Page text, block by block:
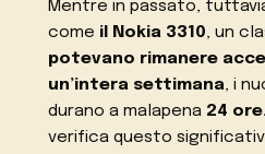
Mentre in passato,
come il Nokia 3310, un
potevano rimanere
un’intera settimana, i
durano a malapena 24
verifica questo